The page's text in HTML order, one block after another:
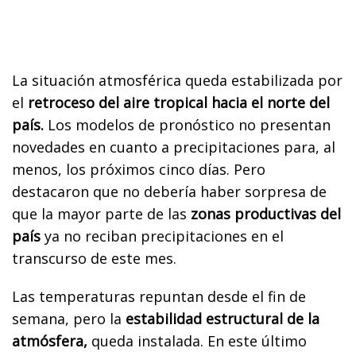
La situación atmosférica queda estabilizada por
el retroceso del aire tropical hacia el norte del
país. Los modelos de pronóstico no presentan
novedades en cuanto a precipitaciones para, al
menos, los próximos cinco días. Pero
destacaron que no debería haber sorpresa de
que la mayor parte de las zonas productivas del
país ya no reciban precipitaciones en el
transcurso de este mes.
Las temperaturas repuntan desde el fin de
semana, pero la estabilidad estructural de la
atmósfera, queda instalada. En este último